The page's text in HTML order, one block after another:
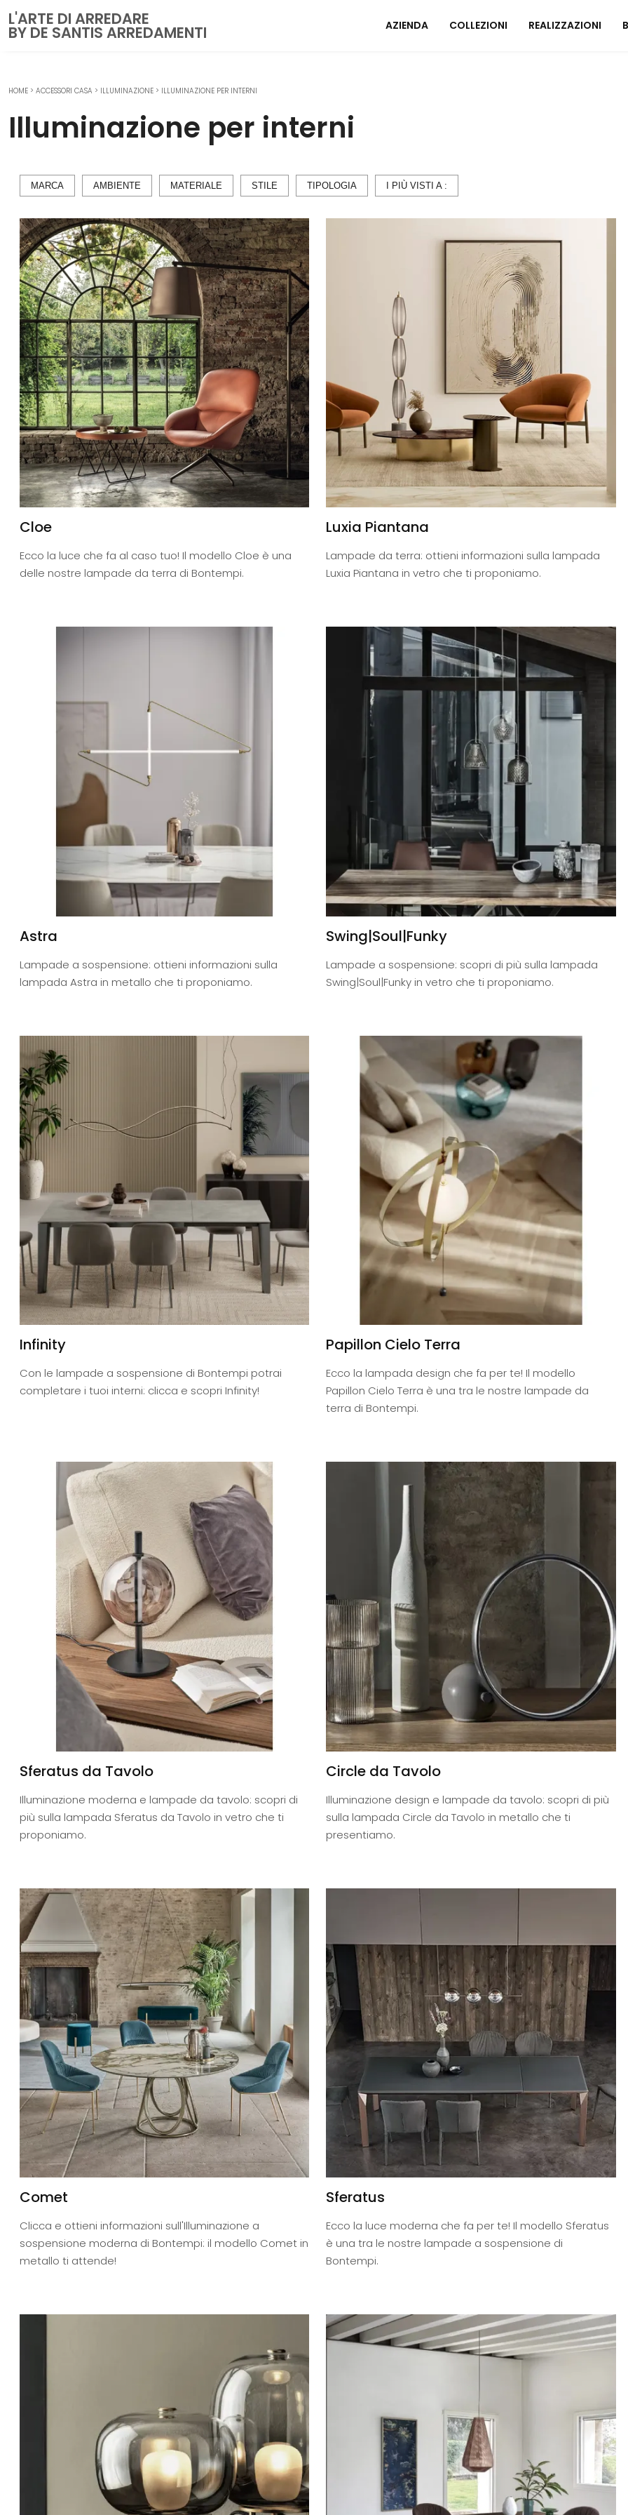
L'ARTE DI ARREDARE
BY DE SANTIS ARREDAMENTI AZIENDA COLLEZIONI
CUCINE
Cucine Moderne
Cucine Classiche
ZONA GIORNO
Librerie
Pareti Attrezzate
Salotti
Poltrone
Madie
Tavoli
Sedie
Arredo Bagno
ZONA NOTTE
Camerette
REALIZZAZIONI
HOME > ACCESSORI CASA > ILLUMINAZIONE > ILLUMINAZIONE PER INTERNI
Illuminazione per interni
MARCA AMBIENTE MATERIALE STILE TIPOLOGIA I PIÙ VISTI A :
Cloe
Ecco la luce che fa al caso tuo! Il modello Cloe è una
delle nostre lampade da terra di Bontempi.
Luxia Piantana
Lampade da terra: ottieni informazioni sulla lampada
Luxia Piantana in vetro che ti proponiamo.
Astra
Lampade a sospensione: ottieni informazioni sulla
lampada Astra in metallo che ti proponiamo.
Swing|Soul|Funky
Lampade a sospensione: scopri di più sulla lampada
Swing|Soul|Funky in vetro che ti proponiamo.
Infinity
Con le lampade a sospensione di Bontempi potrai
completare i tuoi interni: clicca e scopri Infinity!
Papillon Cielo Terra
Ecco la lampada design che fa per te! Il modello
Papillon Cielo Terra è una tra le nostre lampade da
terra di Bontempi.
Sferatus da Tavolo
Illuminazione moderna e lampade da tavolo: scopri di
più sulla lampada Sferatus da Tavolo in vetro che ti
proponiamo.
Circle da Tavolo
Illuminazione design e lampade da tavolo: scopri di più
sulla lampada Circle da Tavolo in metallo che ti
presentiamo.
Comet
Clicca e ottieni informazioni sull'Illuminazione a
sospensione moderna di Bontempi: il modello Comet in
metallo ti attende!
Sferatus
Ecco la luce moderna che fa per te! Il modello Sferatus
è una tra le nostre lampade a sospensione di
Bontempi.